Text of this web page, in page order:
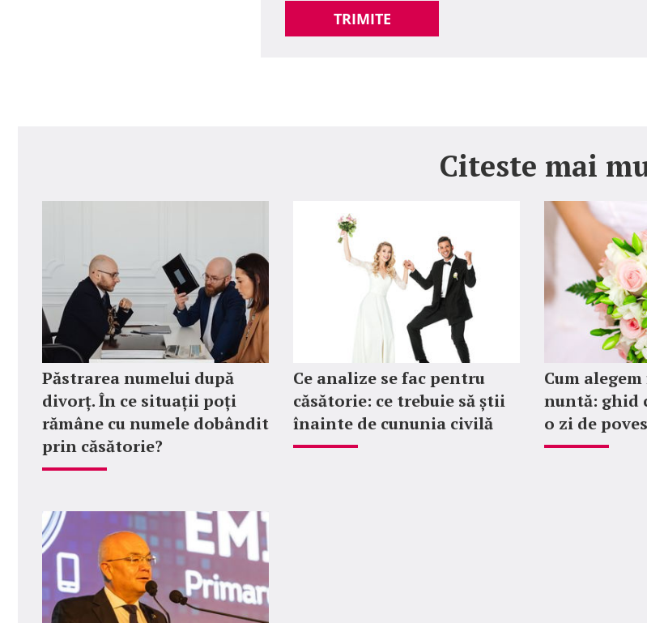
TRIMITE
Citeste mai
Păstrarea numelui după
divorț. În ce situații poți
rămâne cu numele dobândit
prin căsătorie?
Ce analize se fac pentru
căsătorie: ce trebuie să știi
înainte de cununia civilă
Cum
nuntă: ghid
o zi de